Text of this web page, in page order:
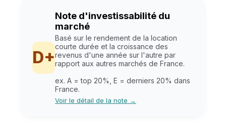
D+
Note d'investissabilité du
marché
Basé sur le rendement de la location
courte durée et la croissance des
revenus d'une année sur l'autre par
rapport aux autres marchés de France.
ex. A = top 20%, E = derniers 20% dans
France.
Voir le détail de la note →